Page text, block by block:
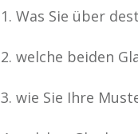
Was Sie über
welche beiden
wie Sie Ihre